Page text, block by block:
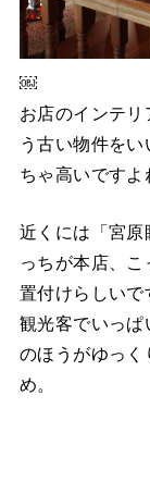
￼
お店のインテ
う古い物件を
ちゃ高いですよ
近くには「宮原
っちが本店、
置付けらしい
観光客でいっぱ
のほうがゆっく
め。